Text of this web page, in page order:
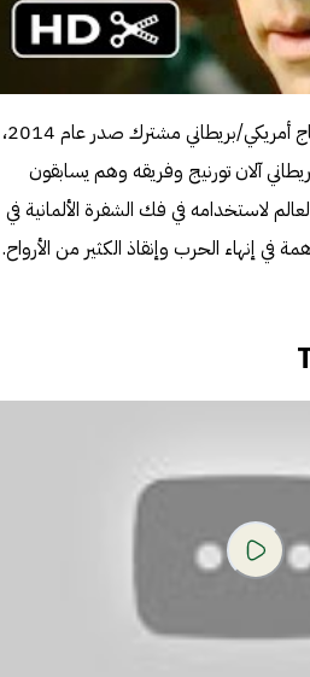
فيلم درامي واقعي تاريخي بإنتاج أمريكي/بريطاني مشترك صدر عام 2014،
آلان تورنيج وفريقه وهم يسابقون
لاستخدامه في فك الشفرة الألمانية في
في إنهاء الحرب وإنقاذ الكثير من الأرواح.